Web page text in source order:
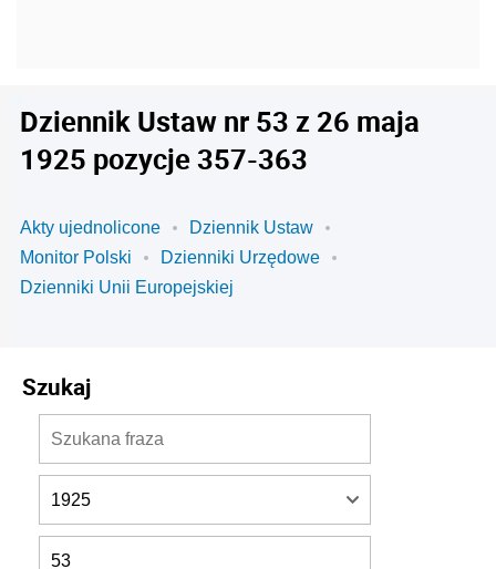
Dziennik Ustaw nr 53 z 26 maja
1925 pozycje 357-363
Akty ujednolicone
Dziennik Ustaw
Monitor Polski
Dzienniki Urzędowe
Dzienniki Unii Europejskiej
Szukaj